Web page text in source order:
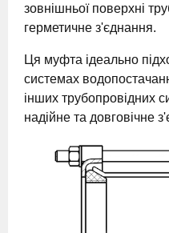
зовнішньої поверхні
герметичне з'єднання.
Ця муфта ідеально
системах
інших трубопровідних
надійне та довговічне